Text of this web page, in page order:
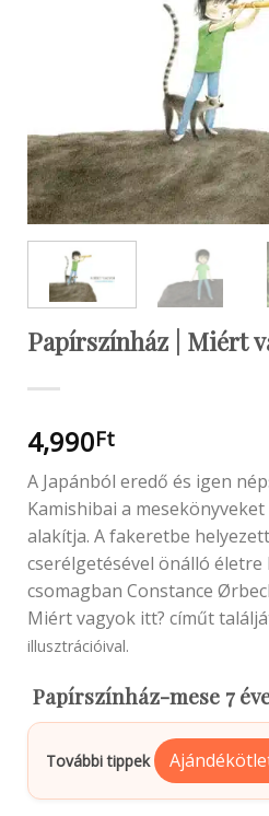
Papírszínház | Miért
4,990Ft
A Japánból eredő és igen
Kamishibai a
alakítja. A fakeretbe
cserélgetésével önálló életre
csomagban Constance
Miért vagyok itt? címűt
illusztrációival.
Papírszínház-mese 7
További tippek